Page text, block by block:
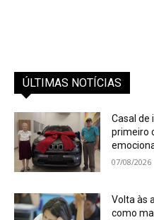
ÚLTIMAS NOTÍCIAS
Casal de
primeiro
07/08/2026
Volta às
como